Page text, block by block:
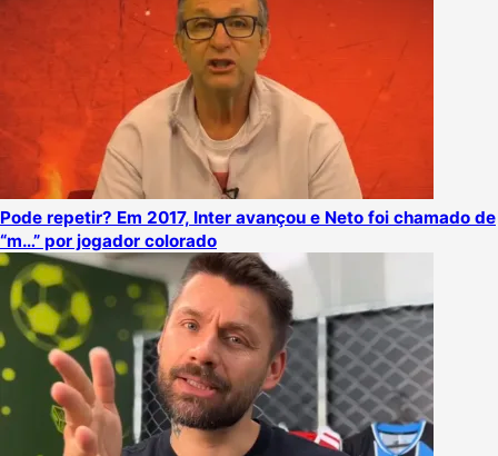
Pode repetir? Em 2017, Inter avançou e Neto foi chamado de
“m…” por jogador colorado